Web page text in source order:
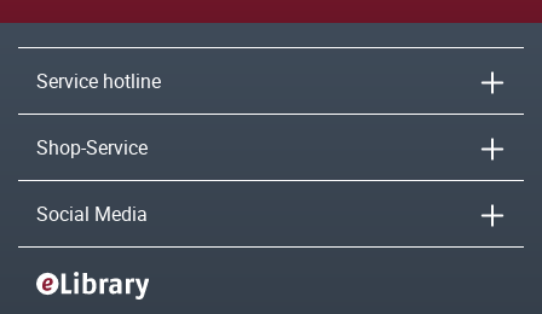
Service hotline
Shop-Service
Social Media